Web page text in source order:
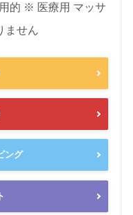
的 ※ 医療用 マッサ
ません
ング